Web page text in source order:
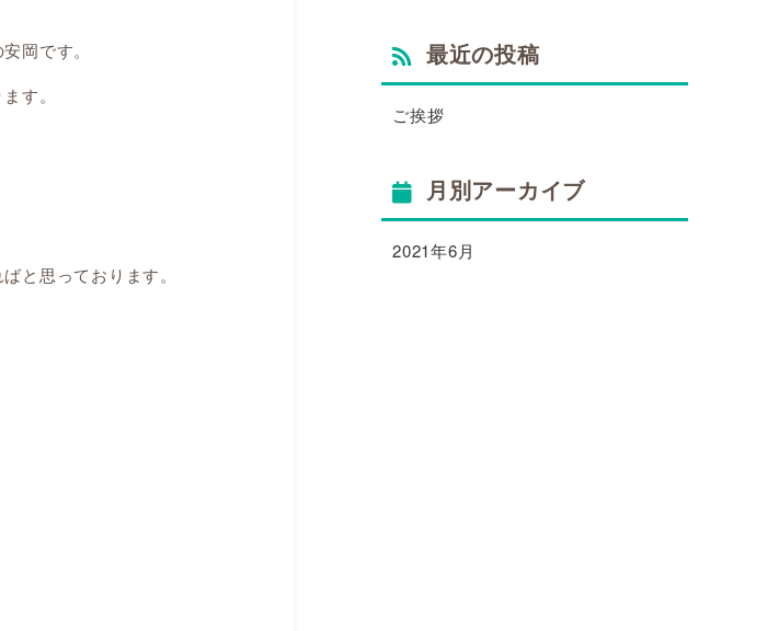
岡です。
す。
と思っております。
最近の投稿
ご挨拶
月別アーカイブ
2021年6月